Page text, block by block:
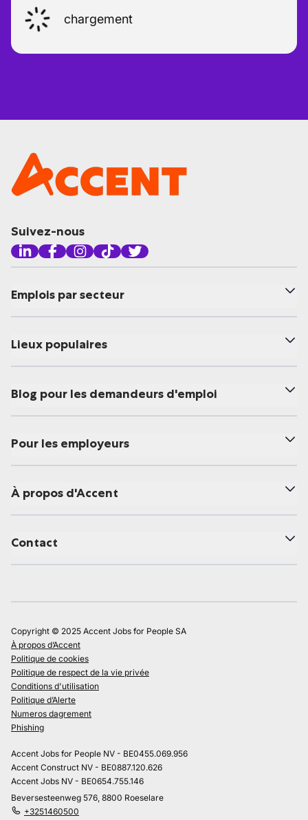
chargement
Suivez-nous
Emplois par secteur
Lieux populaires
Blog pour les demandeurs d'emploi
Pour les employeurs
À propos d'Accent
Contact
Copyright © 2025 Accent Jobs for People SA
À propos d’Accent
Politique de cookies
Politique de respect de la vie privée
Conditions d'utilisation
Politique d’Alerte
Numeros dagrement
Phishing
Accent Jobs for People NV - BE0455.069.956
Accent Construct NV - BE0887.120.626
Accent Jobs NV - BE0654.755.146
Beversesteenweg 576, 8800 Roeselare
+3251460500